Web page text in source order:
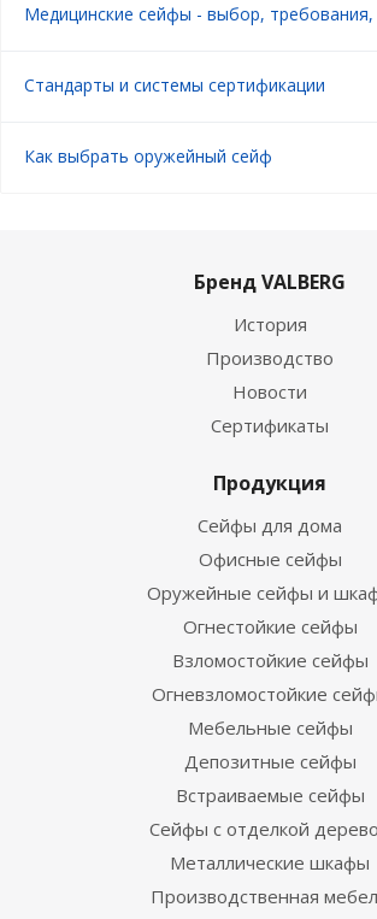
Медицинские сейфы - выбор, требования,
Стандарты и системы сертификации
Как выбрать оружейный сейф
Бренд VALBERG
История
Производство
Новости
Сертификаты
Продукция
Сейфы для дома
Офисные сейфы
Оружейные сейфы и
Огнестойкие сейфы
Взломостойкие сейфы
Огневзломостойкие
Мебельные сейфы
Депозитные сейфы
Встраиваемые сейфы
Сейфы с отделкой
Металлические шкафы
Производственная